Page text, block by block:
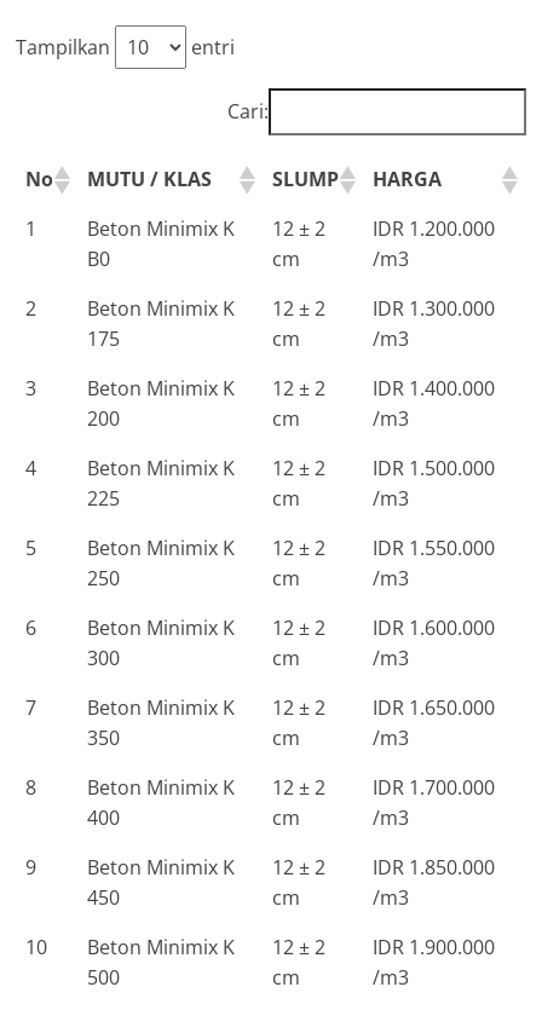
Tampilkan entri
Cari:
No MUTU / KLAS SLUMP
HARGA
1
Beton Minimix K
B0
12 ± 2
cm
IDR 1.200.000
/m3
2
Beton Minimix K
175
12 ± 2
cm
IDR 1.300.000
/m3
3
Beton Minimix K
200
12 ± 2
cm
IDR 1.400.000
/m3
4
Beton Minimix K
225
12 ± 2
cm
IDR 1.500.000
/m3
5
Beton Minimix K
250
12 ± 2
cm
IDR 1.550.000
/m3
6
Beton Minimix K
300
12 ± 2
cm
IDR 1.600.000
/m3
7
Beton Minimix K
350
12 ± 2
cm
IDR 1.650.000
/m3
8
Beton Minimix K
400
12 ± 2
cm
IDR 1.700.000
/m3
9
Beton Minimix K
450
12 ± 2
cm
IDR 1.850.000
/m3
10
Beton Minimix K
500
12 ± 2
cm
IDR 1.900.000
/m3